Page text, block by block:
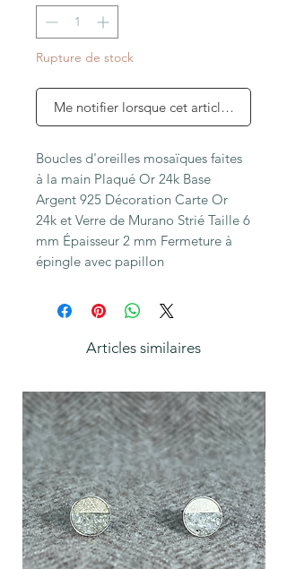
Rupture de stock
Me notifier lorsque cet article est
Boucles d'oreilles mosaïques faites
à la main Plaqué Or 24k Base
Argent 925 Décoration Carte Or
24k et Verre de Murano Strié Taille 6
mm Épaisseur 2 mm Fermeture à
épingle avec papillon
Articles similaires